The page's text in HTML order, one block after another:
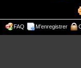
FAQ M’enregistrer